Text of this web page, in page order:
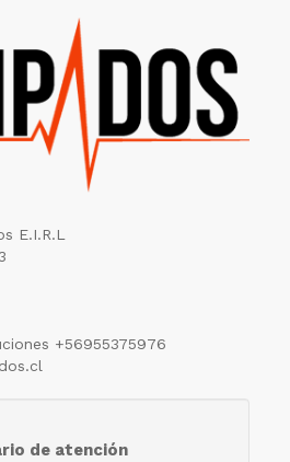
E.I.R.L
+56955375976
de atención